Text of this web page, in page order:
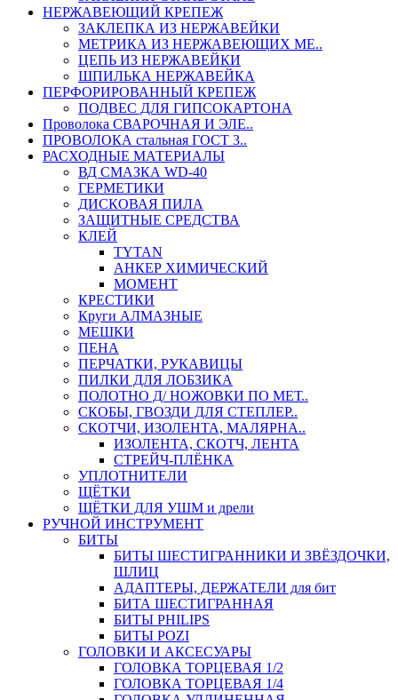
НЕРЖАВЕЮЩИЙ КРЕПЕЖ
ЗАКЛЕПКА ИЗ НЕРЖАВЕЙКИ
МЕТРИКА ИЗ НЕРЖАВЕЮЩИХ МЕ..
ЦЕПЬ ИЗ НЕРЖАВЕЙКИ
ШПИЛЬКА НЕРЖАВЕЙКА
ПЕРФОРИРОВАННЫЙ КРЕПЕЖ
ПОДВЕС ДЛЯ ГИПСОКАРТОНА
Проволока СВАРОЧНАЯ И ЭЛЕ..
ПРОВОЛОКА стальная ГОСТ 3..
РАСХОДНЫЕ МАТЕРИАЛЫ
ВД СМАЗКА WD-40
ГЕРМЕТИКИ
ДИСКОВАЯ ПИЛА
ЗАЩИТНЫЕ СРЕДСТВА
КЛЕЙ
TYTAN
АНКЕР ХИМИЧЕСКИЙ
МОМЕНТ
КРЕСТИКИ
Круги АЛМАЗНЫЕ
МЕШКИ
ПЕНА
ПЕРЧАТКИ, РУКАВИЦЫ
ПИЛКИ ДЛЯ ЛОБЗИКА
ПОЛОТНО Д/ НОЖОВКИ ПО МЕТ..
СКОБЫ, ГВОЗДИ ДЛЯ СТЕПЛЕР..
СКОТЧИ, ИЗОЛЕНТА, МАЛЯРНА..
ИЗОЛЕНТА, СКОТЧ, ЛЕНТА
СТРЕЙЧ-ПЛЁНКА
УПЛОТНИТЕЛИ
ЩЁТКИ
ЩЁТКИ ДЛЯ УШМ и дрели
РУЧНОЙ ИНСТРУМЕНТ
БИТЫ
БИТЫ ШЕСТИГРАННИКИ И ЗВЁЗДОЧКИ,
ШЛИЦ
АДАПТЕРЫ, ДЕРЖАТЕЛИ для бит
БИТА ШЕСТИГРАННАЯ
БИТЫ PHILIPS
БИТЫ POZI
ГОЛОВКИ И АКСЕСУАРЫ
ГОЛОВКА ТОРЦЕВАЯ 1/2
ГОЛОВКА ТОРЦЕВАЯ 1/4